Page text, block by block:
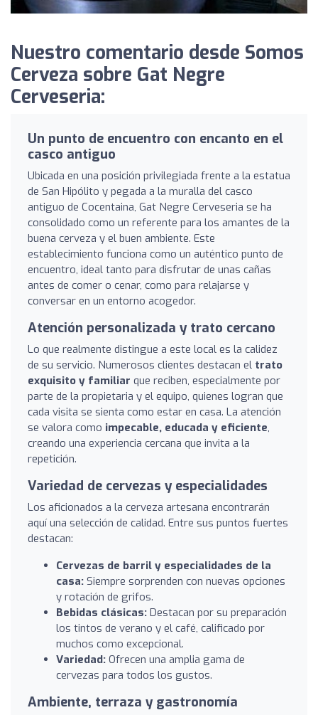
Nuestro comentario desde Somos
Cerveza sobre Gat Negre
Cerveseria:
Un punto de encuentro con encanto en el
casco antiguo
Ubicada en una posición privilegiada frente a la estatua
de San Hipólito y pegada a la muralla del casco
antiguo de Cocentaina, Gat Negre Cerveseria se ha
consolidado como un referente para los amantes de la
buena cerveza y el buen ambiente. Este
establecimiento funciona como un auténtico punto de
encuentro, ideal tanto para disfrutar de unas cañas
antes de comer o cenar, como para relajarse y
conversar en un entorno acogedor.
Atención personalizada y trato cercano
Lo que realmente distingue a este local es la calidez
de su servicio. Numerosos clientes destacan el trato
exquisito y familiar que reciben, especialmente por
parte de la propietaria y el equipo, quienes logran que
cada visita se sienta como estar en casa. La atención
se valora como impecable, educada y eficiente,
creando una experiencia cercana que invita a la
repetición.
Variedad de cervezas y especialidades
Los aficionados a la cerveza artesana encontrarán
aquí una selección de calidad. Entre sus puntos fuertes
destacan:
Cervezas de barril y especialidades de la
casa: Siempre sorprenden con nuevas opciones
y rotación de grifos.
Bebidas clásicas: Destacan por su preparación
los tintos de verano y el café, calificado por
muchos como excepcional.
Variedad: Ofrecen una amplia gama de
cervezas para todos los gustos.
Ambiente, terraza y gastronomía